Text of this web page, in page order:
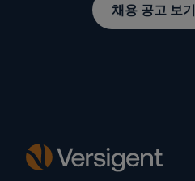
채용 공고 보기